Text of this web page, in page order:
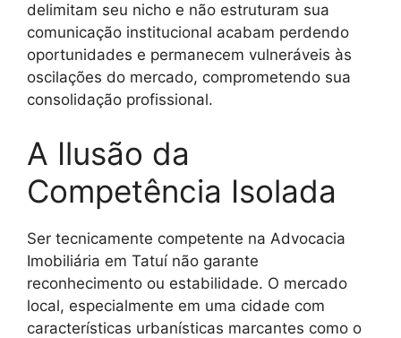
delimitam seu nicho e não estruturam sua
comunicação institucional acabam perdendo
oportunidades e permanecem vulneráveis às
oscilações do mercado, comprometendo sua
consolidação profissional.
A Ilusão da
Competência Isolada
Ser tecnicamente competente na Advocacia
Imobiliária em Tatuí não garante
reconhecimento ou estabilidade. O mercado
local, especialmente em uma cidade com
características urbanísticas marcantes como o